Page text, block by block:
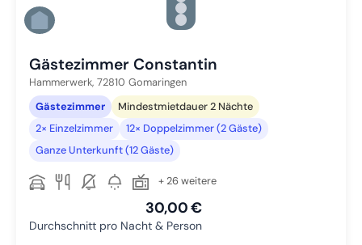
Zu Slide 4 wechseln
Zu Slide 5 wechseln
Zu Slide 6 wechseln
Gästezimmer Constantin
Hammerwerk, 72810 Gomaringen
Gästezimmer
Mindestmietdauer 2 Nächte
2× Einzelzimmer
12× Doppelzimmer (2 Gäste)
Ganze Unterkunft (12 Gäste)
+ 26 weitere
30,00 €
Durchschnitt pro Nacht & Person